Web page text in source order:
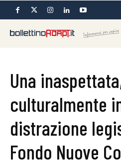
Una
culturalmente
distrazione
Fondo Nuove